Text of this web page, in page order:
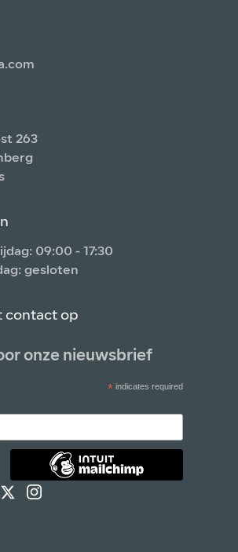
263
09:00 - 17:30
gesloten
contact op
onze nieuwsbrief
*indicates required